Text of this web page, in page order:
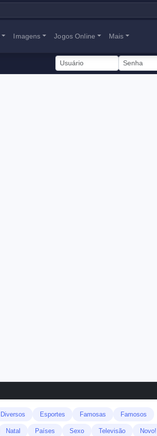
Imagens Jogos Online Mais
Diversos Esportes Famosas Famosos
Natal Países Sexo Televisão Novo!